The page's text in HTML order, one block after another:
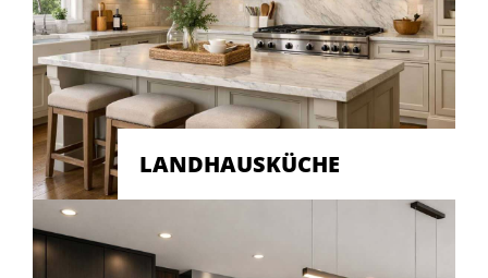
LANDHAUSKÜCHE